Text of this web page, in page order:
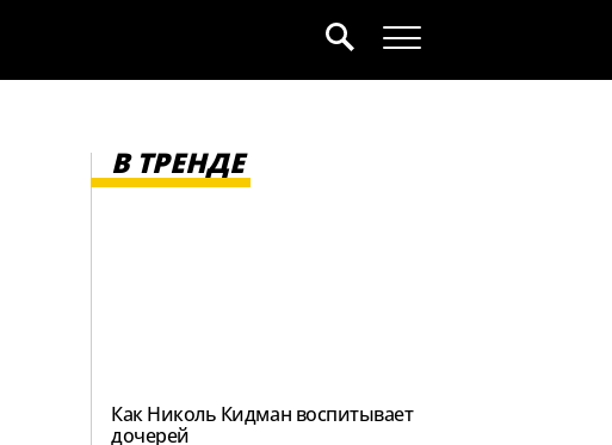
В ТРЕНДЕ
Как Николь Кидман воспитывает
дочерей